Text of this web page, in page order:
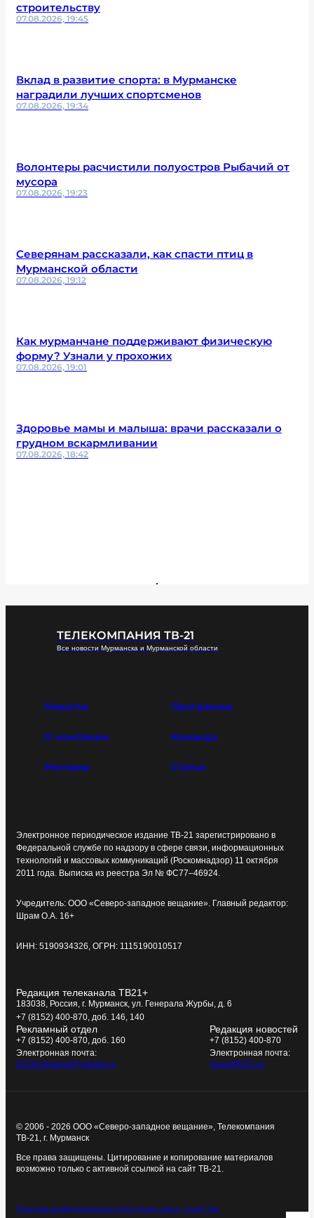
строительству
07.08.2026, 19:45
Вклад в развитие спорта: в Мурманске
наградили лучших спортсменов
07.08.2026, 19:34
мусора
07.08.2026, 19:23
Мурманской области
Здоровье мамы и малыша: врачи рассказали о
07.08.2026, 18:42
ТЕЛЕКОМПАНИЯ ТВ-21
Новости Программы
О компании Команда
Электронное периодическое издание ТВ-21 зарегистрировано в
Федеральной службе по надзору в сфере связи, информационных